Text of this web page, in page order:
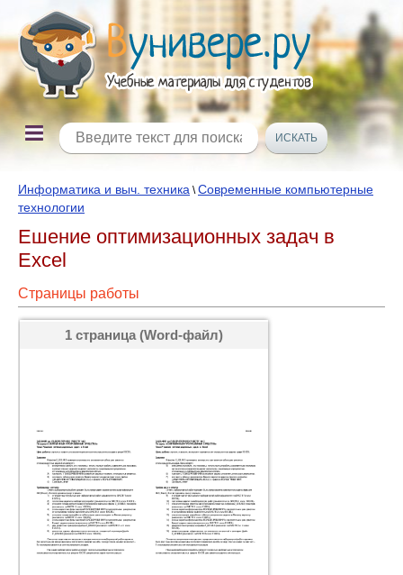
Информатика и выч. техника \Современные компьютерные
технологии
Ешение оптимизационных задач в
Excel
Страницы работы
1 страница (Word-файл)